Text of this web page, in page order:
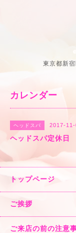
東京都新
カレンダー
ヘッドスパ 2017-
ヘッドスパ定休日
トップページ
ご挨拶
ご来店の前の注意